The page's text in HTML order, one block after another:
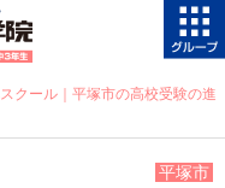
クール｜平塚市の高校受験の進
平塚市